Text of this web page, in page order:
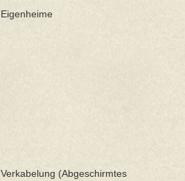
Eigenheime
Verkabelung (Abgeschirmtes